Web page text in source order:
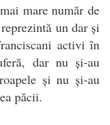
mare număr de
un dar și
activi în
dar nu și-au
și nu și-au
păcii.